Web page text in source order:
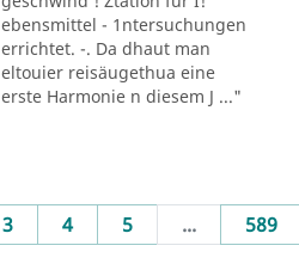
ebensmittel - 1ntersuchungen
errichtet. -. Da dhaut man
eltouier reisäugethua eine
erste Harmonie n diesem J ..."
3 4 5 ... 589